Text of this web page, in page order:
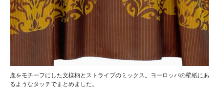
鹿をモチーフにした文様柄とストライプのミックス。ヨーロッパの壁紙にあ
るようなタッチでまとめました。